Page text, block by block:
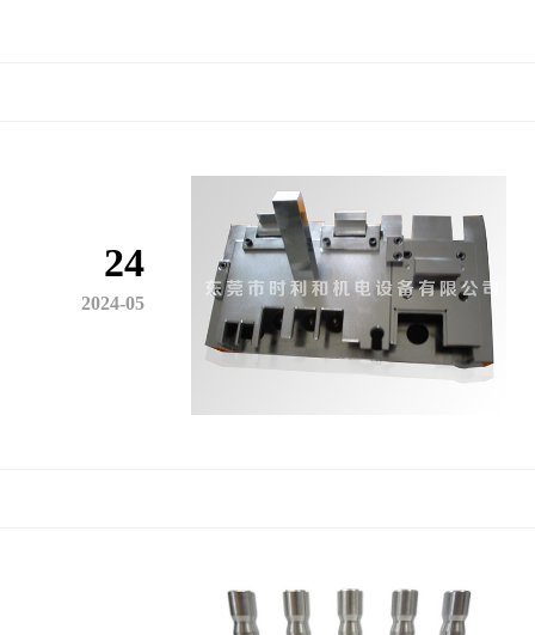
24
2024-05